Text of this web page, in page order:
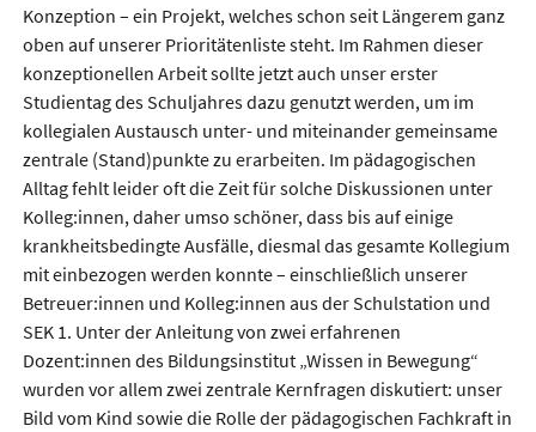
Konzeption – ein Projekt, welches schon seit Längerem ganz
oben auf unserer Prioritätenliste steht. Im Rahmen dieser
konzeptionellen Arbeit sollte jetzt auch unser erster
Studientag des Schuljahres dazu genutzt werden, um im
kollegialen Austausch unter- und miteinander gemeinsame
zentrale (Stand)punkte zu erarbeiten. Im pädagogischen
Alltag fehlt leider oft die Zeit für solche Diskussionen unter
Kolleg:innen, daher umso schöner, dass bis auf einige
krankheitsbedingte Ausfälle, diesmal das gesamte Kollegium
mit einbezogen werden konnte – einschließlich unserer
Betreuer:innen und Kolleg:innen aus der Schulstation und
SEK 1. Unter der Anleitung von zwei erfahrenen
Dozent:innen des Bildungsinstitut „Wissen in Bewegung“
wurden vor allem zwei zentrale Kernfragen diskutiert: unser
Bild vom Kind sowie die Rolle der pädagogischen Fachkraft in